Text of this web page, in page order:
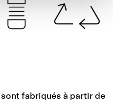
fabriqués à partir de